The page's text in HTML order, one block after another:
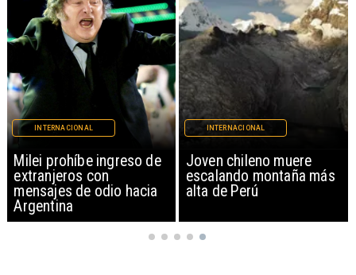
Milei prohíbe ingreso de
extranjeros con
mensajes de odio hacia
Argentina
INTERNACIONAL
Joven chileno muere
escalando montaña más
alta de Perú
INTERNACIONAL